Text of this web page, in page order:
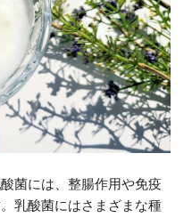
菌には、整腸作用や免疫
乳酸菌にはさまざまな種